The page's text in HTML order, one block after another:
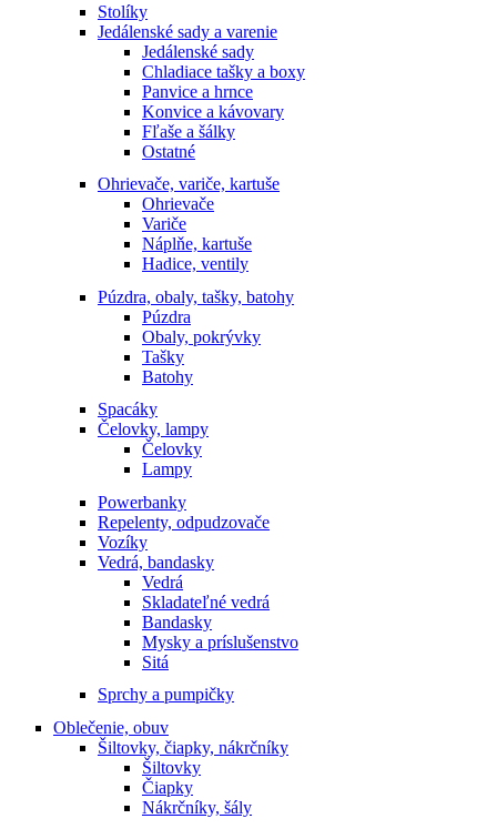
Stolíky
Jedálenské sady a varenie
Jedálenské sady
Chladiace tašky a boxy
Panvice a hrnce
Konvice a kávovary
Fľaše a šálky
Ostatné
Ohrievače, variče, kartuše
Ohrievače
Variče
Náplňe, kartuše
Hadice, ventily
Púzdra, obaly, tašky, batohy
Púzdra
Obaly, pokrývky
Tašky
Batohy
Spacáky
Čelovky, lampy
Čelovky
Lampy
Powerbanky
Repelenty, odpudzovače
Vozíky
Vedrá, bandasky
Vedrá
Skladateľné vedrá
Bandasky
Mysky a príslušenstvo
Sitá
Sprchy a pumpičky
Oblečenie, obuv
Šiltovky, čiapky, nákrčníky
Šiltovky
Čiapky
Nákrčníky, šály